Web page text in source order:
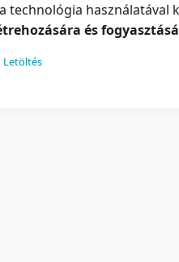
technológia használatával
és
Letöltés